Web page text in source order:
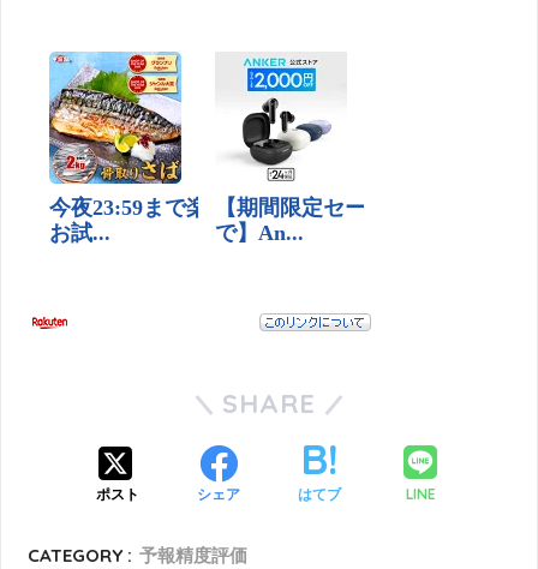
SHARE
ポスト シェア はてブ LINE
CATEGORY : 予報精度評価